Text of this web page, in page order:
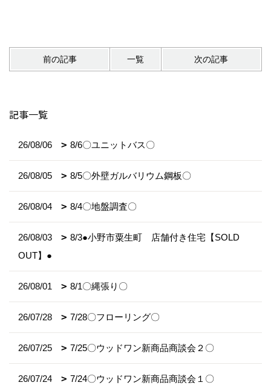
前の記事 一覧 次の記事
記事一覧
26/08/06 8/6〇ユニットバス〇
26/08/05 8/5〇外壁ガルバリウム鋼板〇
26/08/04 8/4〇地盤調査〇
26/08/03
8/3●小野市粟生町 店舗付き住宅【SOLD
OUT】●
26/08/01 8/1〇縄張り〇
26/07/28 7/28〇フローリング〇
26/07/25 7/25〇ウッドワン新商品商談会２〇
26/07/24 7/24〇ウッドワン新商品商談会１〇